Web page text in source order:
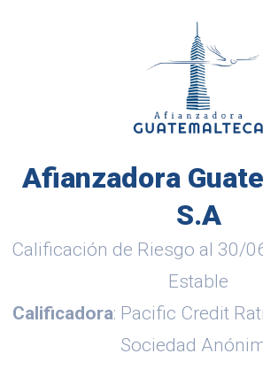
Afianzadora
S.A
Calificación de Riesgo al 30/
Estable
Calificadora: Pacific Credit
Sociedad